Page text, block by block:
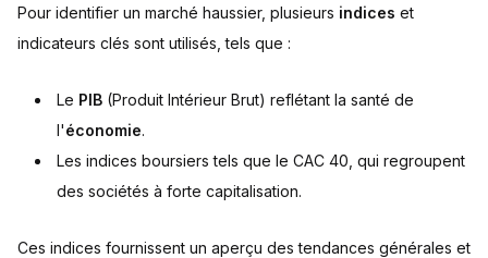
Pour identifier un marché haussier, plusieurs indices et
indicateurs clés sont utilisés, tels que :
Le PIB (Produit Intérieur Brut) reflétant la santé de
l'économie.
Les indices boursiers tels que le CAC 40, qui regroupent
des sociétés à forte capitalisation.
Ces indices fournissent un aperçu des tendances générales et